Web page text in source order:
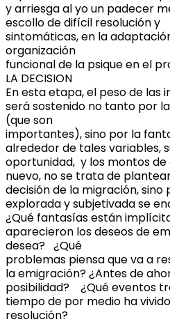
y arriesga al yo un padecer
escollo de difícil resolución
sintomáticas, en la
organización
funcional de la psique en el
LA DECISION
En esta etapa, el peso de las
será sostenido no tanto por
(que son
importantes), sino por la
alrededor de tales variables,
oportunidad, y los montos
nuevo, no se trata de
decisión de la migración,
explorada y subjetivada se
¿Qué fantasías están
aparecieron los deseos de
desea? ¿Qué
problemas piensa que va a
la emigración? ¿Antes de
posibilidad? ¿Qué eventos
tiempo de por medio ha
resolución?